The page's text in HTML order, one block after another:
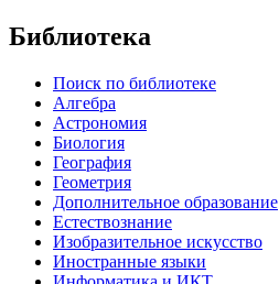
Библиотека
Поиск по библиотеке
Алгебра
Астрономия
Биология
География
Геометрия
Дополнительное образование
Естествознание
Изобразительное искусство
Иностранные языки